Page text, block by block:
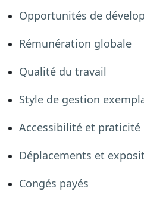
Opportunités de
Rémunération globale
Qualité du travail
Style de gestion
Accessibilité et praticité
Déplacements et
Congés payés